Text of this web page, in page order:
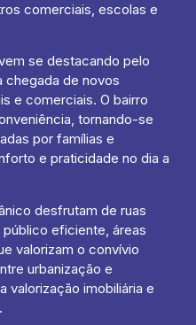
comerciais, escolas e
se destacando pelo
chegada de novos
e comerciais. O bairro
tornando-se
por famílias e
e praticidade no dia a
desfrutam de ruas
eficiente, áreas
valorizam o convívio
urbanização e
valorização imobiliária e